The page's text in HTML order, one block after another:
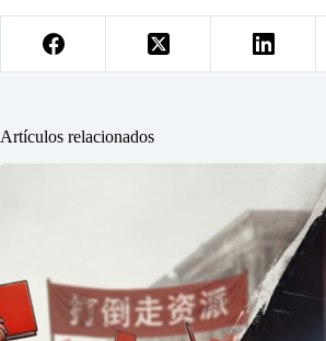
Artículos relacionados